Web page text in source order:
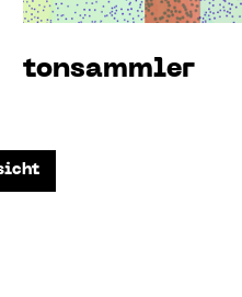
tonsammler